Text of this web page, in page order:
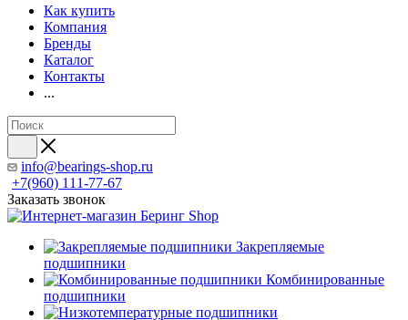
Как купить
Компания
Бренды
Каталог
Контакты
...
info@bearings-shop.ru
+7(960) 111-77-67
Заказать звонок
Закрепляемые
подшипники
Комбинированные
подшипники